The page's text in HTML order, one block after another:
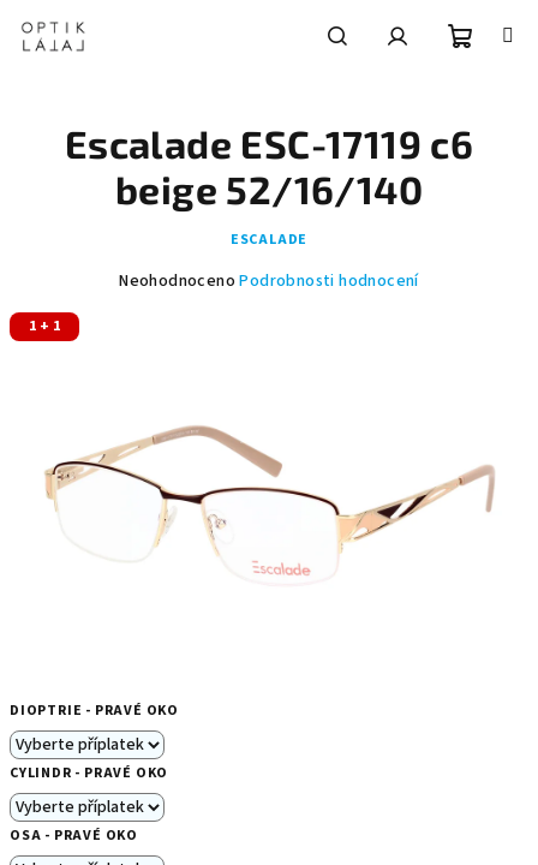
obsah
košík
DIOPTRIE - PRAVÉ OKO
CYLINDR - PRAVÉ OKO
OSA - PRAVÉ OKO
Escalade ESC-17119 c6
beige 52/16/140
ESCALADE
Průměrné
hvězdiček.
Neohodnoceno Podrobnosti hodnocení
1 + 1